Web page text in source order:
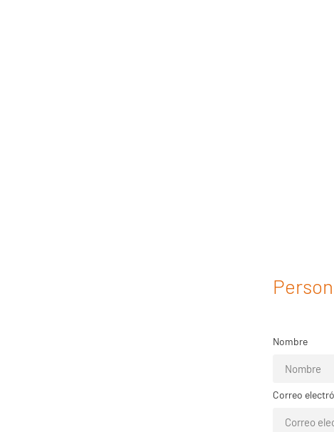
Nombre
Correo